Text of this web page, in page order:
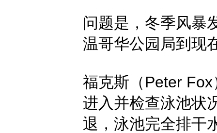
问题是，冬季风暴
温哥华公园局到现
福克斯（Peter
进入并检查泳池状
退，泳池完全排干